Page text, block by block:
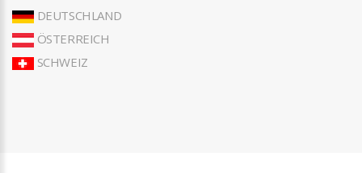
DEUTSCHLAND
ÖSTERREICH
SCHWEIZ